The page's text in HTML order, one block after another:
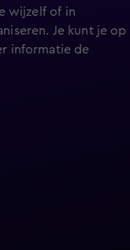
wijzelf of in
Je kunt je op
informatie de